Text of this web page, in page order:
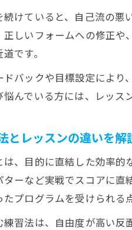
けていると、自己流の
しいフォームへの修正
です。
ドバックや目標設定によ
んでいる方には、レッス
とレッスンの違いを解
、目的に直結した効率
ーなど実戦でスコアに直
プログラムを受けられる
習法は、自由度が高い